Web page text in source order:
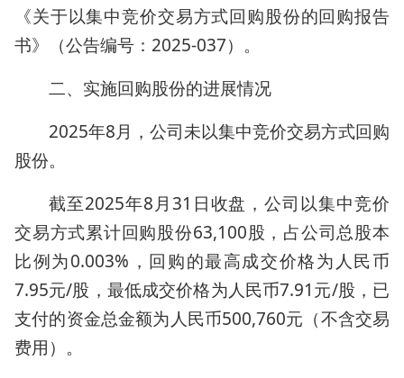
《关于以集中竞价交易方式回购股份的回购报告
书》（公告编号：2025-037）。
二、实施回购股份的进展情况
2025年8月，公司未以集中竞价交易方式回购
股份。
截至2025年8月31日收盘，公司以集中竞价
交易方式累计回购股份63,100股，占公司总股本
比例为0.003%，回购的最高成交价格为人民币
7.95元/股，最低成交价格为人民币7.91元/股，已
支付的资金总金额为人民币500,760元（不含交易
费用）。